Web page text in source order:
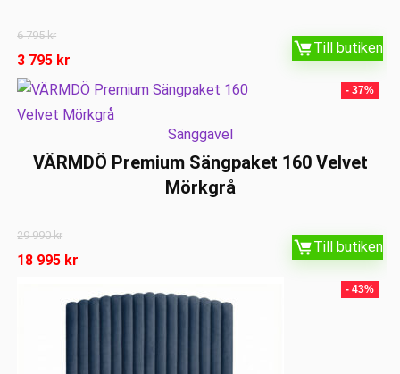
6 795kr
3 795 kr
Till butiken
- 37%
Sänggavel
VÄRMDÖ Premium Sängpaket 160 Velvet
Mörkgrå
29 990kr
18 995 kr
Till butiken
- 43%